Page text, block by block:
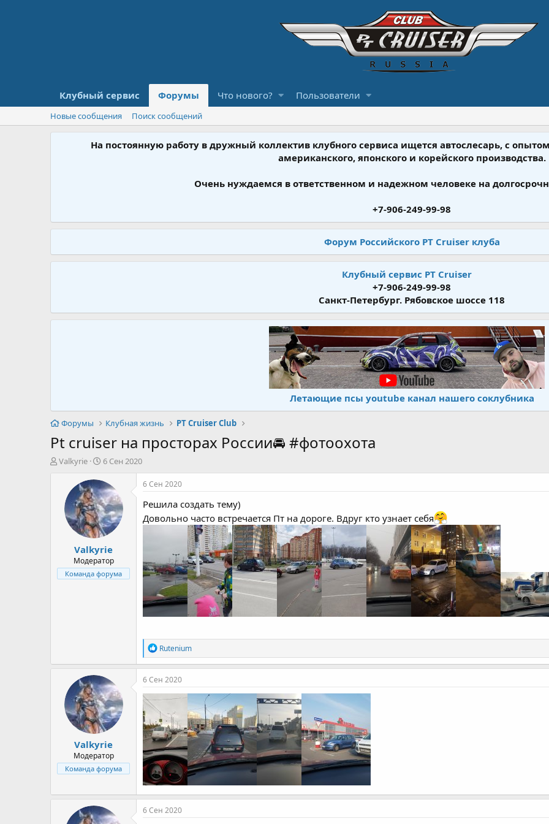
Клубный сервис Форумы Что нового? Пользователи
Новые сообщения Поиск сообщений
На постоянную работу в дружный коллектив клубного сервиса ищется автослесарь, с
американского, японского и корейского производства.
Очень нуждаемся в ответственном и надежном человеке на
+7-906-249-99-98
Форум Российского PT Cruiser клуба
Клубный сервис PT Cruiser
+7-906-249-99-98
Санкт-Петербург. Рябовское шоссе 118
Летающие псы youtube канал нашего соклубника
Форумы Клубная жизнь PT Cruiser Club
Pt cruiser на просторах России🚘 #фотоохота
А
Valkyrie
Д
т
а
н
а
ч
а
л
а
6 Сен 2020
Valkyrie
Модератор
Команда форума
6 Сен 2020
Решила создать тему)
Довольно часто встречается Пт на дороге. Вдруг кто узнает себя
Р
е
а
к
и
:
Rutenium
Valkyrie
Модератор
Команда форума
6 Сен 2020
6 Сен 2020